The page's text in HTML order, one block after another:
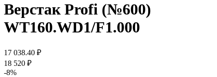
Верстак Profi (№600)
WT160.WD1/F1.000
17 038.40 ₽
18 520 ₽
-8%